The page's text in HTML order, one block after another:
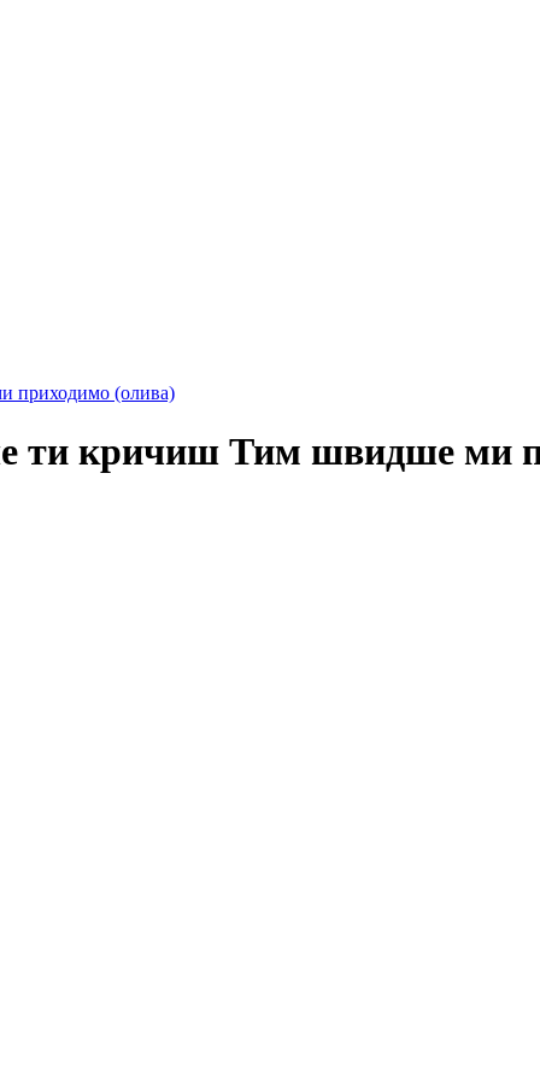
приходимо (олива)
ти кричиш Тим швидше ми